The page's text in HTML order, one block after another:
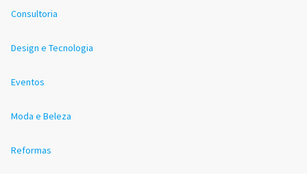
Consultoria
Design e Tecnologia
Eventos
Moda e Beleza
Reformas